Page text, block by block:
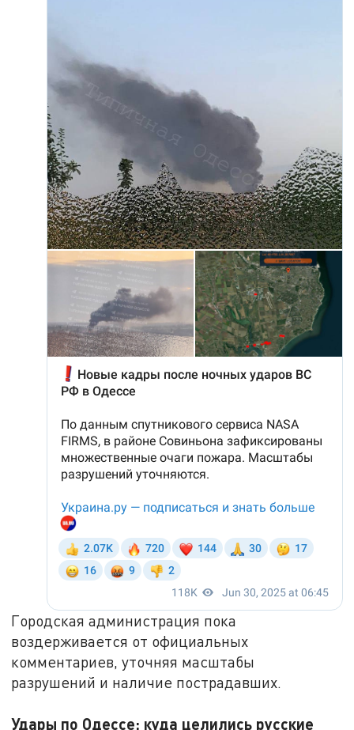
Городская администрация пока
воздерживается от официальных
комментариев, уточняя масштабы
разрушений и наличие пострадавших.
Удары по Одессе: куда целились русские